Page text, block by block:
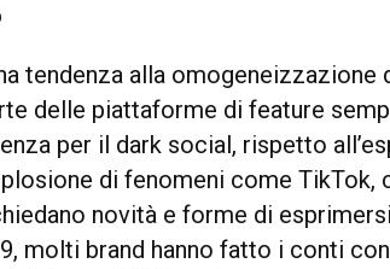
tendenza alla omogeneizzazione
delle piattaforme di feature
per il dark social, rispetto
di fenomeni come TikTok,
novità e forme di
molti brand hanno fatto i conti